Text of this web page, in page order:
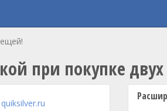
при покупке
quiksilver.ru